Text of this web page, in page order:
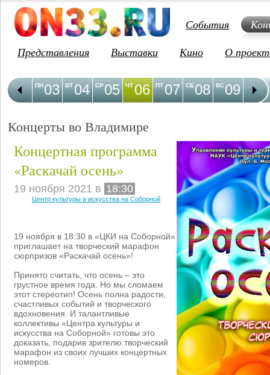
События
Представления
Выставки Кино О
03
ПН 04
ВТ 05
СР 06
ЧТ 07
ПТ 08
СБ 09
ВС 10
ПН
Концерты во Владимире
Концертная программа
«Раскачай осень»
19 ноября 2021 в 18:30
Центр культуры и искусства на Соборной
19 ноября в 18:30 в «ЦКИ на Соборной»
приглашает на творческий марафон
сюрпризов «Раскачай осень»!
Принято считать, что осень – это
грустное время года. Но мы сломаем
этот стереотип! Осень полна радости,
счастливых событий и творческого
вдохновения. И талантливые
коллективы «Центра культуры и
искусства на Соборной» готовы это
доказать, подарив зрителю творческий
марафон из своих лучших концертных
номеров.